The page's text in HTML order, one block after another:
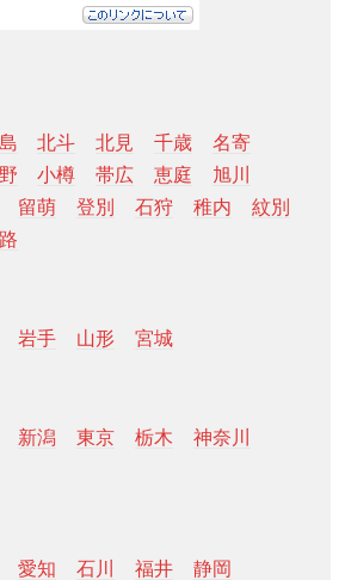
北斗 北見 千歳
名寄
小樽 帯広 恵庭
旭川
留萌 登別 石狩 稚内
紋別
岩手 山形 宮城
新潟 東京 栃木
神奈川
愛知 石川 福井 静岡